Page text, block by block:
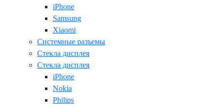
iPhone
Samsung
Xiaomi
Системные разъемы
Стекла дисплея
Стекла дисплея
iPhone
Nokia
Philips